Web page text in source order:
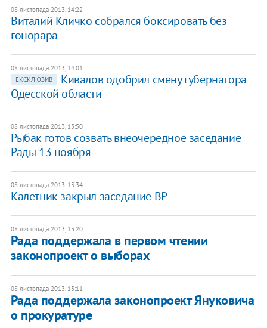
08 листопада 2013, 14:22
Виталий Кличко собрался боксировать без
гонорара
08 листопада 2013, 14:01
ЕКСКЛЮЗИВ
Кивалов одобрил смену губернатора
Одесской области
08 листопада 2013, 13:50
Рыбак готов созвать внеочередное заседание
Рады 13 ноября
08 листопада 2013, 13:34
Калетник закрыл заседание ВР
08 листопада 2013, 13:20
Рада поддержала в первом чтении
законопроект о выборах
08 листопада 2013, 13:11
Рада поддержала законопроект Януковича
о прокуратуре